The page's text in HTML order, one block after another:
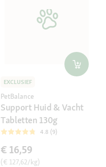
EXCLUSIEF
PetBalance
Support Huid & Vacht
Tabletten 130g
4.8 (9)
€ 16,59
(€ 127,62/kg)